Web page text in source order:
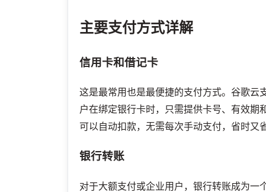
主要支付方式详解
信用卡和借记卡
这是最常用也是最便捷的支付方式。谷歌云
户在绑定银行卡时，只需提供卡号、有效
可以自动扣款，无需每次手动支付，省时又
银行转账
对于大额支付或企业用户，银行转账成为一